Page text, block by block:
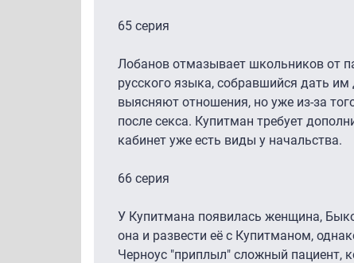
65 серия
Лобанов отмазывает школьников от
русского языка, собравшийся дать
выясняют отношения, но уже из-за
после секса. Купитман требует
кабинет уже есть виды у начальства.
66 серия
У Купитмана появилась женщина,
она и развести её с Купитманом,
Черноус "приплыл" сложный пациент,